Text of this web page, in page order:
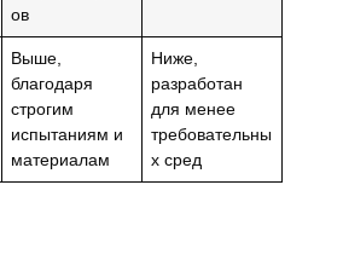
ов
Выше,
благодаря
строгим
испытаниям и
материалам
Ниже,
разработан
для менее
требовательны
х сред